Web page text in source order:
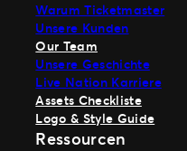
Warum Ticketmaster
Unsere Kunden
Our Team
Unsere Geschichte
Live Nation Karriere
Assets Checkliste
Logo & Style Guide
Ressourcen